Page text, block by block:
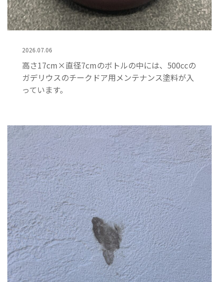
2026.07.06
高さ17cm×直径7cmのボトルの中には、500ccの
ガデリウスのチークドア用メンテナンス塗料が入
っています。